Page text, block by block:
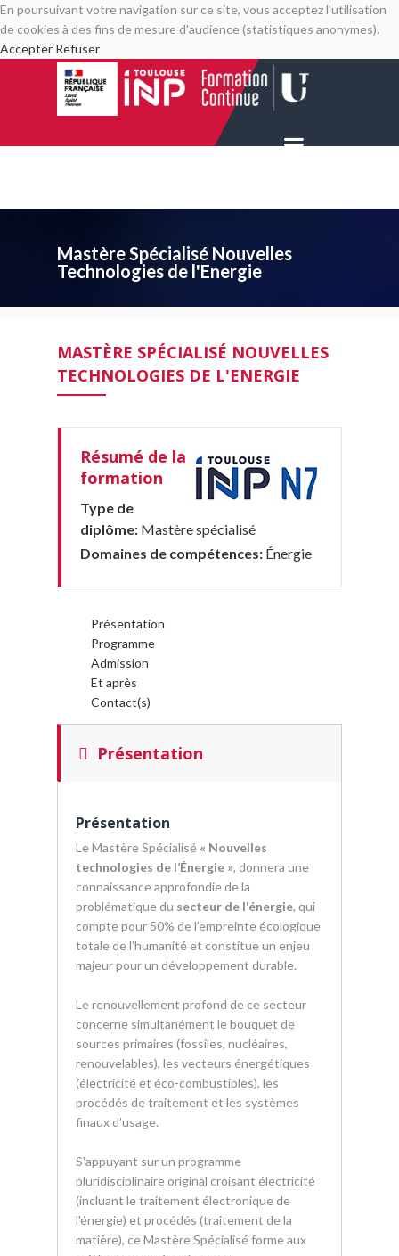
En poursuivant votre navigation sur ce site, vous acceptez l'utilisation
de cookies à des fins de mesure d'audience (statistiques anonymes).
Accepter Refuser
Mastère Spécialisé Nouvelles
Technologies de l'Energie
MASTÈRE SPÉCIALISÉ NOUVELLES
TECHNOLOGIES DE L'ENERGIE
Résumé de la
formation
Type de
diplôme: Mastère spécialisé
Domaines de compétences: Énergie
Présentation
Programme
Admission
Et après
Contact(s)
Présentation
Présentation
Le Mastère Spécialisé « Nouvelles
technologies de l’Énergie », donnera une
connaissance approfondie de la
problématique du secteur de l'énergie, qui
compte pour 50% de l’empreinte écologique
totale de l’humanité et constitue un enjeu
majeur pour un développement durable.
Le renouvellement profond de ce secteur
concerne simultanément le bouquet de
sources primaires (fossiles, nucléaires,
renouvelables), les vecteurs énergétiques
(électricité et éco-combustibles), les
procédés de traitement et les systèmes
finaux d’usage.
S'appuyant sur un programme
pluridisciplinaire original croisant électricité
(incluant le traitement électronique de
l'énergie) et procédés (traitement de la
matière), ce Mastère Spécialisé forme aux